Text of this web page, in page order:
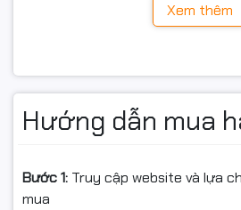
Máy in laser đen
Canon LBP6030W
Xem thêm
Hướng dẫn mua
Bước 1: Truy cập website và lựa
mua
100 tờ (in
Kết nối
USB 2.0
AirPrint,